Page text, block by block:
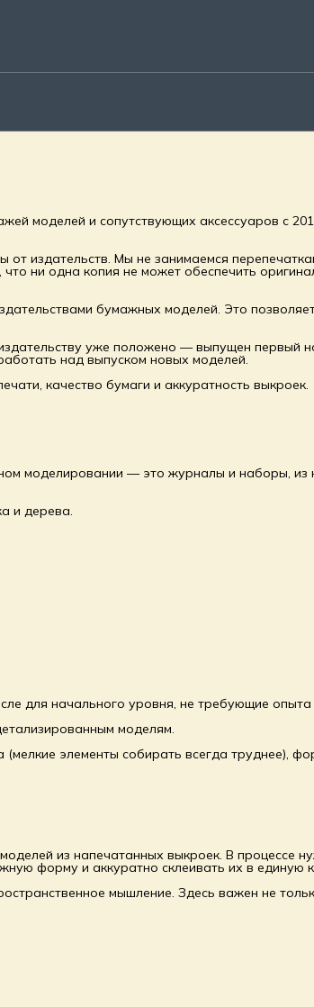
моделей и сопутствующих аксессуаров с
от издательств. Мы не занимаемся
ни одна копия не может обеспечить
бумажных моделей. Это
уже положено — выпущен первый
над выпуском новых моделей.
качество бумаги и аккуратность выкроек.
моделировании — это журналы и наборы, из
и дерева.
для начального уровня, не требующие
моделям.
(мелкие элементы собирать всегда труднее),
из напечатанных выкроек. В процессе
форму и аккуратно склеивать их в единую
мышление. Здесь важен не